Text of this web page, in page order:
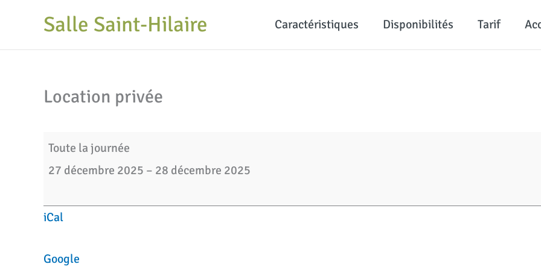
contenu
Salle Saint-Hilaire Caractéristiques Disponibilités Tarif
Location privée
Location
privée
Toute la journée
27 décembre 2025 – 28 décembre 2025
iCal
Google